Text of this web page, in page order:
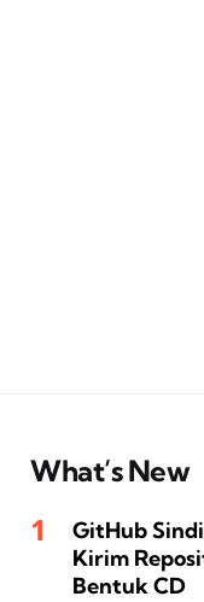
What’s New
GitHub
Kirim
Bentuk CD